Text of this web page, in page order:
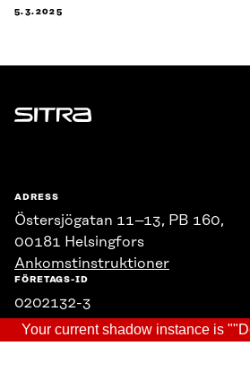
5.3.2025
Sitra
ADRESS
Östersjögatan 11–13, PB 160,
00181 Helsingfors
Ankomstinstruktioner
FÖRETAGS-ID
0202132-3
Your current shadow instance is